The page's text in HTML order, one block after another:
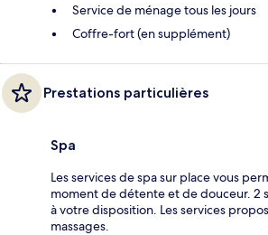
Service de ménage tous les jours
Coffre-fort (en supplément)
Prestations particulières
Spa
Les services de spa sur place vous
moment de détente et de douceur. 2
à votre disposition. Les services
massages.